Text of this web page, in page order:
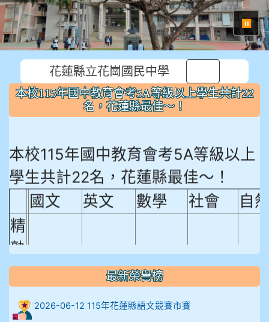
⏸
花蓮縣立花崗國民中學
本校115年國中教育會考5A等級以上學生共計22
名，花蓮縣最佳～！
本校115年國中教育會考5A等級以上
學生共計22名，花蓮縣最佳～！
國文
英文 數學 社會
自
精
熟
程
度
比
18.65%29.19%
最新榮譽榜
2026-06-12 115年花蓮縣語文競賽市賽